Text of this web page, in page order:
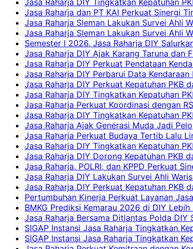
Jasa Raharja dan PT KAI Perkuat Sinergi
Jasa Raharja Sleman Lakukan Survei Ahli
Jasa Raharja Sleman Lakukan Survei Ahli
Semester I 2026, Jasa Raharja DIY
Jasa Raharja DIY Ajak Karang Taruna dan
Jasa Raharja DIY Perkuat Pendataan
Jasa Raharja DIY Perbarui Data
Jasa Raharja DIY Perkuat Kepatuhan PKB
Jasa Raharja DIY Tingkatkan Kepatuhan
Jasa Raharja Perkuat Koordinasi dengan
Jasa Raharja DIY Tingkatkan Kepatuhan
Jasa Raharja Ajak Generasi Muda Jadi
Jasa Raharja Perkuat Budaya Tertib Lalu
Jasa Raharja DIY Tingkatkan Kepatuhan
Jasa Raharja DIY Dorong Kepatuhan PKB
Jasa Raharja, POLRI, dan KPPD Perkuat
Jasa Raharja DIY Lakukan Survei Ahli
Jasa Raharja DIY Perkuat Kepatuhan PKB
Pertumbuhan Kinerja Perkuat Layanan
BMKG Prediksi Kemarau 2026 di DIY
Jasa Raharja Bersama Ditlantas Polda
SIGAP Instansi Jasa Raharja Tingkatkan
SIGAP Instansi Jasa Raharja Tingkatkan